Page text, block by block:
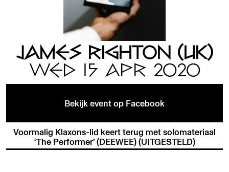
JAMES RIGHTON (UK)
WED 15 APR 2020
Bekijk event op Facebook
Voormalig Klaxons-lid keert terug met solomateriaal
‘The Performer’ (DEEWEE) (UITGESTELD)